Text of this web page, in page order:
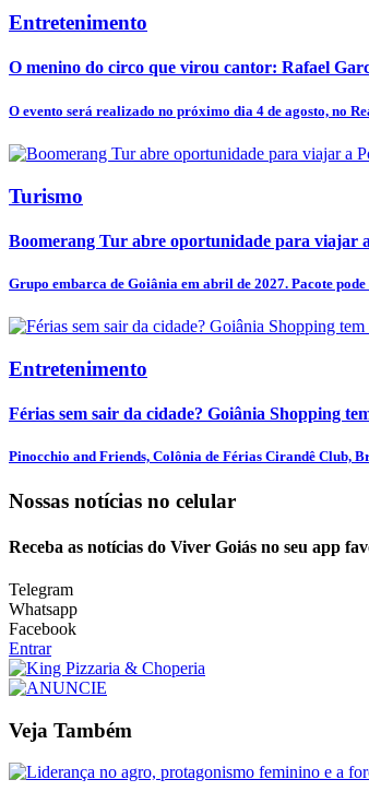
Entretenimento
O menino do circo que virou cantor: Rafael
O evento será realizado no próximo dia 4 de agosto, no
Turismo
Boomerang Tur abre oportunidade para viajar
Grupo embarca de Goiânia em abril de 2027. Pacote
Entretenimento
Férias sem sair da cidade? Goiânia Shopping
Pinocchio and Friends, Colônia de Férias Cirandê Club,
Nossas notícias no celular
Receba as notícias do Viver Goiás no seu app
Telegram
Whatsapp
Facebook
Entrar
Veja Também